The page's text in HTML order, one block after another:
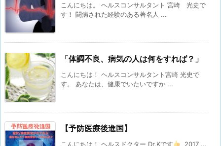
こんにちは。 ヘルスコンサルタント 宮崎 光史で
す！ 闘病された経験のある著名人 ...
「体調不良、病気の人は何をすれば？」
こんにちは！ ヘルスコンサルタント宮崎 光史で
す。 あなたは、健康でいたいですか ...
【予防医療後進国】
こんにちは！ ヘルスドクター Dr.Kです 2017 ...